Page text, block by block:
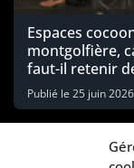
Espaces
montgolfière,
faut-il retenir
Publié le 25 juin 2026